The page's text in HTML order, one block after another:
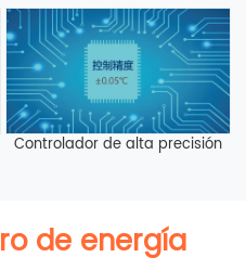
Controlador de alta precisión
de energía